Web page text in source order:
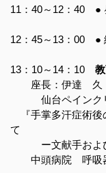
11：40～12：40
12：45～13：00
13：10～14：10
座長：伊達 久
仙台ペインク
『手掌多汗症術後
て
ー文献手および
中頭病院 呼吸